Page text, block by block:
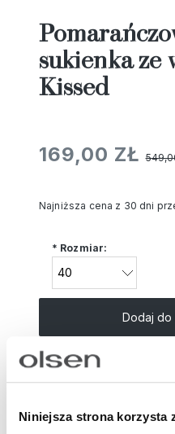
Niniejsza strona korzysta
sukienka ze
Kissed
169,00 ZŁ
Najniższa cena z 30 dni
* Rozmiar:
Dodaj do
OPIS
roślinnym wzorem w